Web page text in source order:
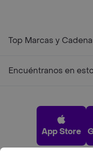
Top Marcas y
Encuéntranos en
App Store